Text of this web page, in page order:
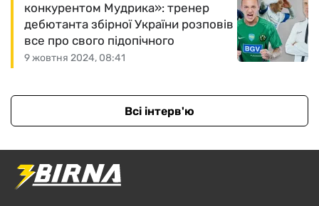
9 жовтня 2024, 08:41
конкурентом Мудрика»: тренер
дебютанта збірної України розповів
все про свого підопічного
Всі інтерв'ю